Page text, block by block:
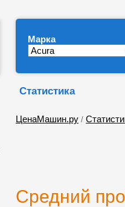
Марка
Статистика
ЦенаМашин.ру /
Средний